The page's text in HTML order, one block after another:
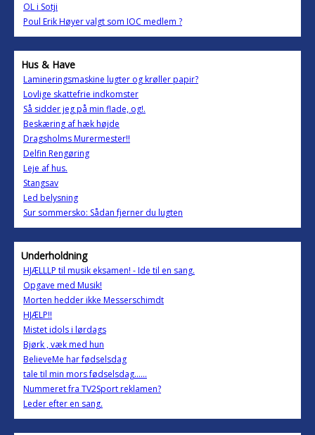
OL i Sotji
Poul Erik Høyer valgt som IOC medlem ?
Hus & Have
Lamineringsmaskine lugter og krøller papir?
Lovlige skattefrie indkomster
Så sidder jeg på min flade, og!.
Beskæring af hæk højde
Dragsholms Murermester!!
Delfin Rengøring
Leje af hus.
Stangsav
Led belysning
Sur sommersko: Sådan fjerner du lugten
Underholdning
HJÆLLLP til musik eksamen! - Ide til en sang.
Opgave med Musik!
Morten hedder ikke Messerschimdt
HJÆLP!!
Mistet idols i lørdags
Bjørk , væk med hun
BelieveMe har fødselsdag
tale til min mors fødselsdag......
Nummeret fra TV2Sport reklamen?
Leder efter en sang.